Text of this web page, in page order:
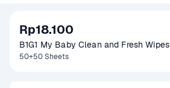
Rp18.100
B1G1 My Baby Clean and Fresh Wipes
50+50 Sheets